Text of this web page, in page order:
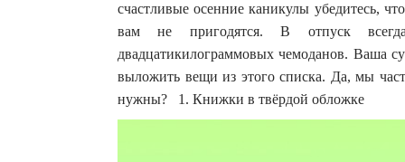
счастливые осенние каникулы убедитесь,
вам не пригодятся. В отпуск
двадцатикилограммовых чемоданов. Ваша
выложить вещи из этого списка. Да, мы
нужны? 1. Книжки в твёрдой обложке